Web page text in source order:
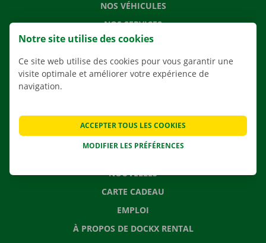
NOS VÉHICULES
NOS SERVICES
AGENCES
APPLI
SOLUTIONS DE DÉMÉNAGEMENT
CONTACTEZ NOUS
NOUVELLES
CARTE CADEAU
EMPLOI
À PROPOS DE DOCKX RENTAL
Notre site utilise des cookies
Ce site web utilise des cookies pour vous garantir une
visite optimale et améliorer votre expérience de
navigation.
MODIFIER LES PRÉFÉRENCES
ACCEPTER TOUS LES COOKIES